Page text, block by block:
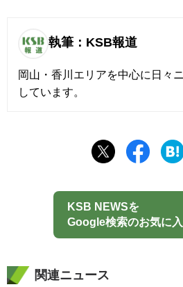
執筆：KSB報道
岡山・香川エリアを中心に日々
しています。
KSB NEWSを
Google検索のお気に
関連ニュース